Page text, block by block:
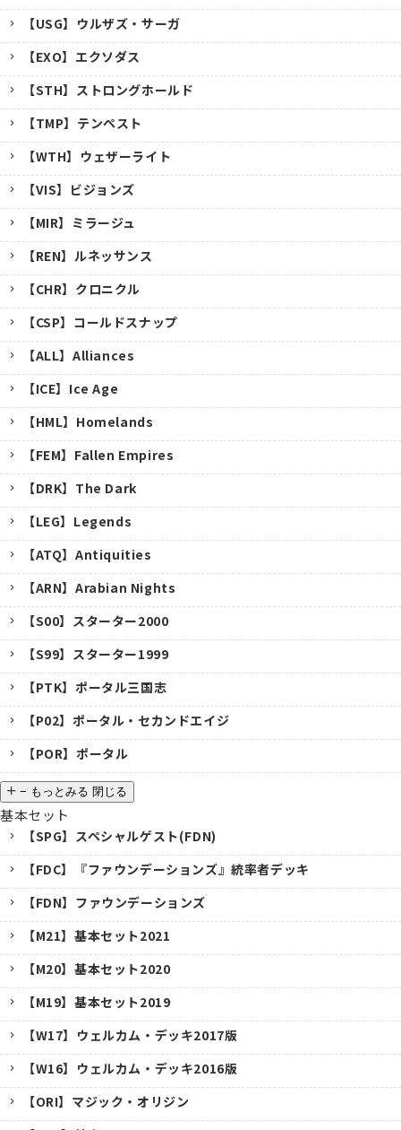
【USG】ウルザズ・サーガ
【EXO】エクソダス
【STH】ストロングホールド
【TMP】テンペスト
【WTH】ウェザーライト
【VIS】ビジョンズ
【MIR】ミラージュ
【REN】ルネッサンス
【CHR】クロニクル
【CSP】コールドスナップ
【ALL】Alliances
【ICE】Ice Age
【HML】Homelands
【FEM】Fallen Empires
【DRK】The Dark
【LEG】Legends
【ATQ】Antiquities
【ARN】Arabian Nights
【S00】スターター2000
【S99】スターター1999
【PTK】ポータル三国志
【P02】ポータル・セカンドエイジ
【POR】ポータル
− もっとみる 閉じる
基本セット
【SPG】スペシャルゲスト(FDN)
【FDC】『ファウンデーションズ』統率者デッキ
【FDN】ファウンデーションズ
【M21】基本セット2021
【M20】基本セット2020
【M19】基本セット2019
【W17】ウェルカム・デッキ2017版
【W16】ウェルカム・デッキ2016版
【ORI】マジック・オリジン